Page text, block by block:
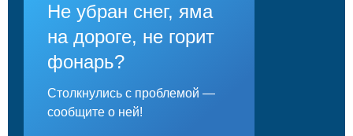
Не убран снег, яма
на дороге, не горит
фонарь?
Столкнулись с проблемой —
сообщите о ней!